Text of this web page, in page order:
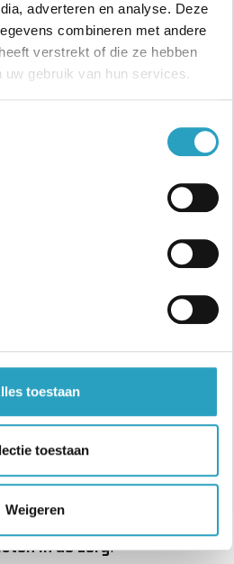
adverteren en analyse. Deze
combineren met andere
verstrekt of die ze hebben
gebruik van hun services.
toestaan
toestaan
Weigeren
op verschillende
verpleegkundige flexpool
en omstreken. Solliciteer
over de vacature? Bel of
Crooijmans, via
nieuwe medewerkers vragen
Gedrag (kosten worden
in de zorg.